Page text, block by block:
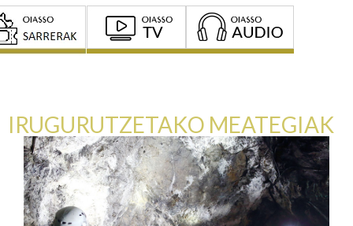
IRUGURUTZETAKO MEATEGIAK